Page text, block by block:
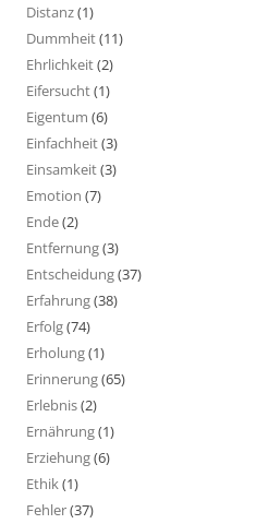
Distanz(1)
Dummheit(11)
Ehrlichkeit(2)
Eifersucht(1)
Eigentum (6)
Einfachheit(3)
Einsamkeit(3)
Emotion (7)
Ende(2)
Entfernung(3)
Entscheidung(37)
Erfahrung(38)
Erfolg(74)
Erholung(1)
Erinnerung(65)
Erlebnis(2)
Ernährung(1)
Erziehung(6)
Ethik(1)
Fehler(37)